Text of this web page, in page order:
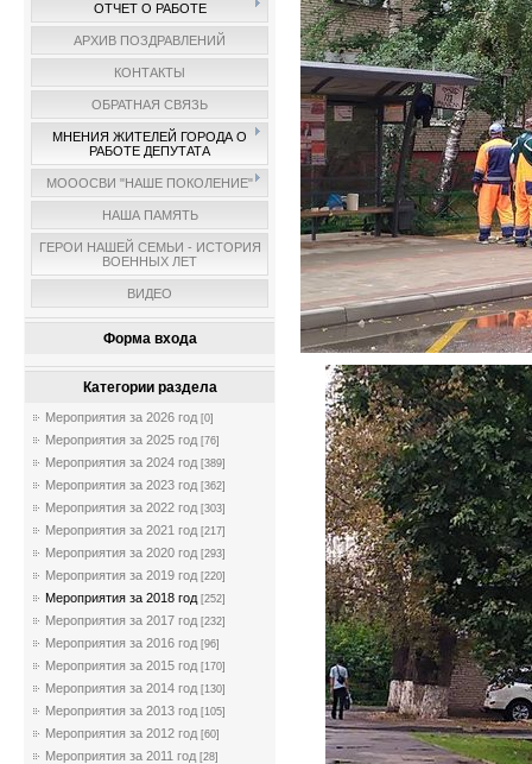
ОТЧЕТ О РАБОТЕ
АРХИВ ПОЗДРАВЛЕНИЙ
КОНТАКТЫ
ОБРАТНАЯ СВЯЗЬ
МНЕНИЯ ЖИТЕЛЕЙ ГОРОДА О
РАБОТЕ ДЕПУТАТА
МОООСВИ "НАШЕ ПОКОЛЕНИЕ"
НАША ПАМЯТЬ
ГЕРОИ НАШЕЙ СЕМЬИ - ИСТОРИЯ
ВОЕННЫХ ЛЕТ
ВИДЕО
Форма входа
Категории раздела
Мероприятия за 2026 год [0]
Мероприятия за 2025 год [76]
Мероприятия за 2024 год [389]
Мероприятия за 2023 год [362]
Мероприятия за 2022 год [303]
Мероприятия за 2021 год [217]
Мероприятия за 2020 год [293]
Мероприятия за 2019 год [220]
Мероприятия за 2018 год [252]
Мероприятия за 2017 год [232]
Мероприятия за 2016 год [96]
Мероприятия за 2015 год [170]
Мероприятия за 2014 год [130]
Мероприятия за 2013 год [105]
Мероприятия за 2012 год [60]
Мероприятия за 2011 год [28]